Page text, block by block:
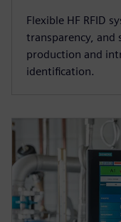
Flexible HF RFID
transparency, and
production and
identification.